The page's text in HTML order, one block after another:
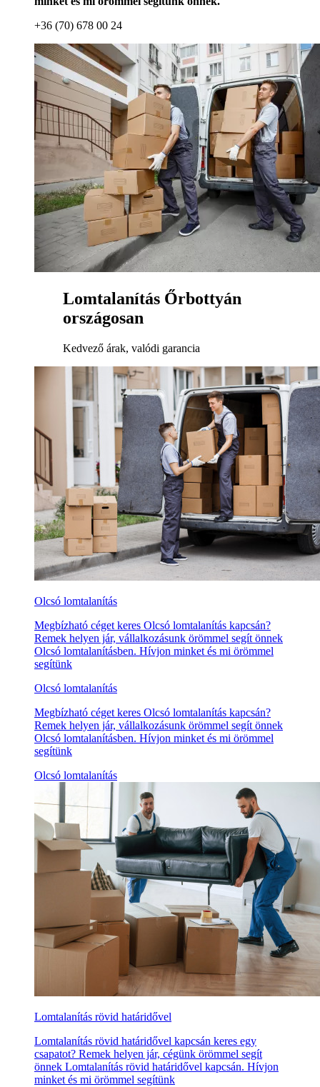
+36 (70) 678 00 24
Lomtalanítás Őrbottyán
országosan
Kedvező árak, valódi garancia
Olcsó lomtalanítás
Megbízható céget keres Olcsó lomtalanítás kapcsán?
Remek helyen jár, vállalkozásunk örömmel segít önnek
Olcsó lomtalanításben. Hívjon minket és mi örömmel
segítünk
Olcsó lomtalanítás
Megbízható céget keres Olcsó lomtalanítás kapcsán?
Remek helyen jár, vállalkozásunk örömmel segít önnek
Olcsó lomtalanításben. Hívjon minket és mi örömmel
segítünk
Olcsó lomtalanítás
Lomtalanítás rövid határidővel
Lomtalanítás rövid határidővel kapcsán keres egy
csapatot? Remek helyen jár, cégünk örömmel segít
önnek Lomtalanítás rövid határidővel kapcsán. Hívjon
minket és mi örömmel segítünk